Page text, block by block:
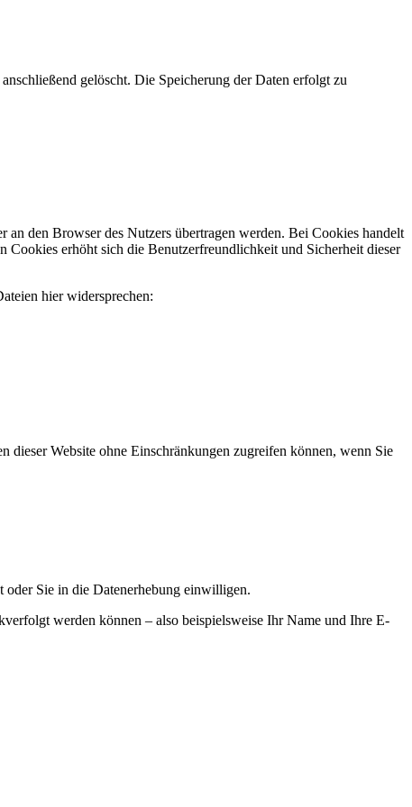
gelöscht. Die Speicherung der Daten erfolgt zu
den Browser des Nutzers übertragen werden. Bei Cookies handelt
erhöht sich die Benutzerfreundlichkeit und Sicherheit dieser
hier widersprechen:
Website ohne Einschränkungen zugreifen können, wenn Sie
oder Sie in die Datenerhebung einwilligen.
werden können – also beispielsweise Ihr Name und Ihre E-